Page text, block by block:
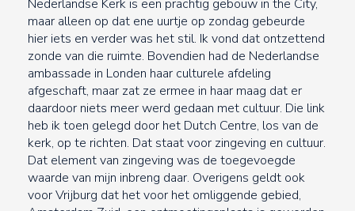
Nederlandse Kerk is een prachtig gebouw in the City,
maar alleen op dat ene uurtje op zondag gebeurde
hier iets en verder was het stil. Ik vond dat ontzettend
zonde van die ruimte. Bovendien had de Nederlandse
ambassade in Londen haar culturele afdeling
afgeschaft, maar zat ze ermee in haar maag dat er
daardoor niets meer werd gedaan met cultuur. Die link
heb ik toen gelegd door het Dutch Centre, los van de
kerk, op te richten. Dat staat voor zingeving en cultuur.
Dat element van zingeving was de toegevoegde
waarde van mijn inbreng daar. Overigens geldt ook
voor Vrijburg dat het voor het omliggende gebied,